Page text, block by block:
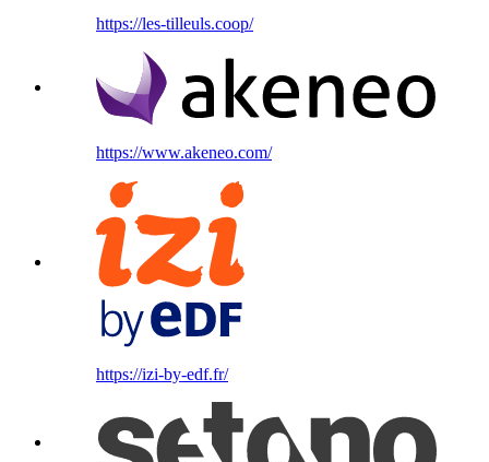
https://les-tilleuls.coop/
https://www.akeneo.com/
https://izi-by-edf.fr/